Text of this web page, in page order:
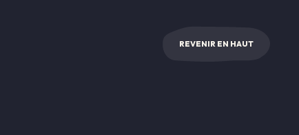
REVENIR EN HAUT